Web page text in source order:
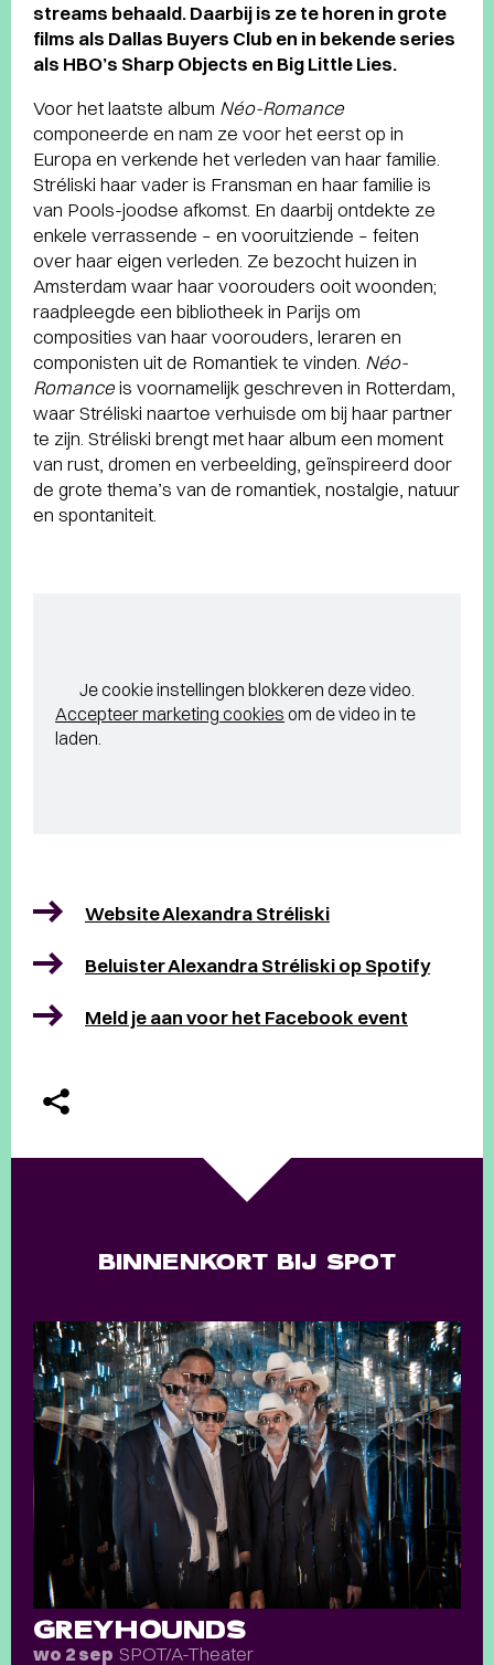
streams behaald. Daarbij is ze te horen in grote
films als Dallas Buyers Club en in bekende series
als HBO’s Sharp Objects en Big Little Lies.
Voor het laatste album Néo-Romance
componeerde en nam ze voor het eerst op in
Europa en verkende het verleden van haar familie.
Stréliski haar vader is Fransman en haar familie is
van Pools-joodse afkomst. En daarbij ontdekte ze
enkele verrassende – en vooruitziende – feiten
over haar eigen verleden. Ze bezocht huizen in
Amsterdam waar haar voorouders ooit woonden;
raadpleegde een bibliotheek in Parijs om
composities van haar voorouders, leraren en
componisten uit de Romantiek te vinden. Néo-
Romanceis voornamelijk geschreven in Rotterdam,
waar Stréliski naartoe verhuisde om bij haar partner
te zijn. Stréliski brengt met haar album een moment
van rust, dromen en verbeelding, geïnspireerd door
de grote thema’s van de romantiek, nostalgie, natuur
en spontaniteit.
Je cookie instellingen blokkeren deze video.
Accepteer marketing cookies om de video in te
laden.
Website Alexandra Stréliski
Beluister Alexandra Stréliski op Spotify
Meld je aan voor het Facebook event
BINNENKORT BIJ SPOT
GREYHOUNDS
wo 2 sep SPOT/A-Theater